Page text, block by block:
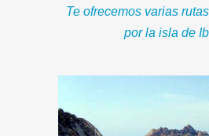
Te ofrecemos varias
por la isla de